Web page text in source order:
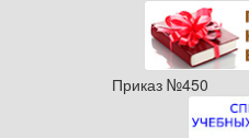
Приказ №450